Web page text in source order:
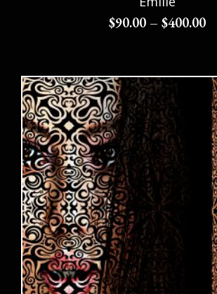
$90.00 –$400.00